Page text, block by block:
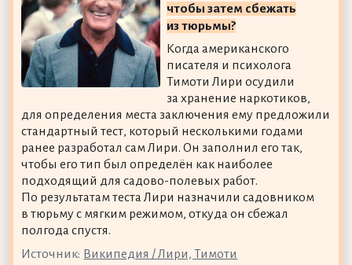
чтобы затем сбежать
из тюрьмы?
Когда американского
писателя и психолога
Тимоти Лири осудили
за хранение наркотиков,
для определения места заключения ему предложили
стандартный тест, который несколькими годами
ранее разработал сам Лири. Он заполнил его так,
чтобы его тип был определён как наиболее
подходящий для садово-полевых работ.
По результатам теста Лири назначили садовником
в тюрьму с мягким режимом, откуда он сбежал
полгода спустя.
Источник: Википедия / Лири, Тимоти